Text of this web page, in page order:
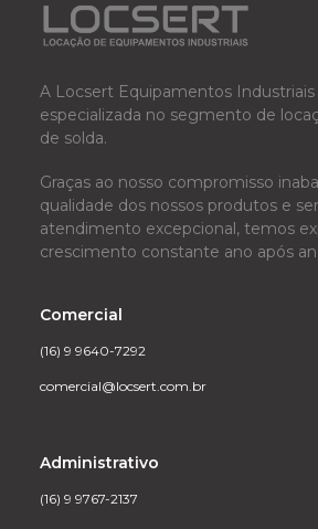
A Locsert Equipamentos
especializada no segmento de
de solda.
Graças ao nosso compromisso
qualidade dos nossos produtos e
atendimento excepcional, temos
crescimento constante ano após
Comercial
(16) 9 9640-7292
comercial@locsert.com.br
Administrativo
(16) 9 9767-2137